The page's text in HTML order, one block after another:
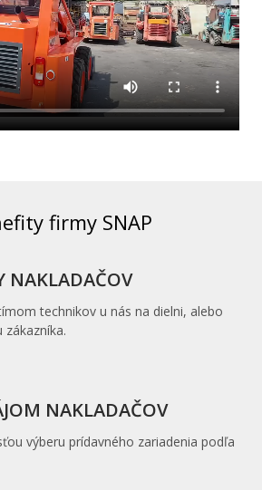
firmy SNAP
NAKLADAČOV
technikov u nás na dielni, alebo
NAKLADAČOV
výberu prídavného zariadenia podľa